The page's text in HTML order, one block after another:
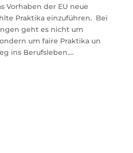
Vorhaben der EU neue
Praktika einzuführen. Bei
geht es nicht um
um faire Praktika un
ins Berufsleben....